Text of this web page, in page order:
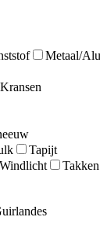
Metaal/
Kransen
Tapijt